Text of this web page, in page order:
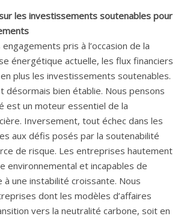
les investissements soutenables pour
pris à l’occasion de la
énergétique actuelle, les flux financiers
plus les investissements soutenables.
désormais bien établie. Nous pensons
est un moteur essentiel de la
Inversement, tout échec dans les
aux défis posés par la soutenabilité
de risque. Les entreprises hautement
environnemental et incapables de
à une instabilité croissante. Nous
dont les modèles d’affaires
vers la neutralité carbone, soit en